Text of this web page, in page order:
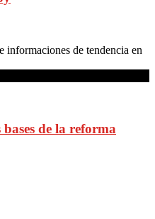
informaciones de tendencia en
de la reforma